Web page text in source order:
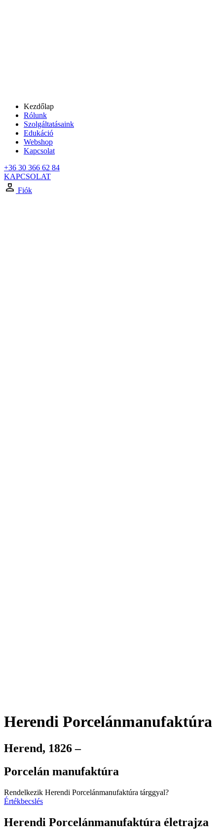
Kezdőlap
Rólunk
Szolgáltatásaink
Edukáció
Webshop
Kapcsolat
+36 30 366 62 84
KAPCSOLAT
Fiók
Herendi Porcelánmanufaktúra
Herend, 1826 –
Porcelán manufaktúra
Rendelkezik Herendi Porcelánmanufaktúra tárggyal?
Értékbecslés
Herendi Porcelánmanufaktúra életrajza